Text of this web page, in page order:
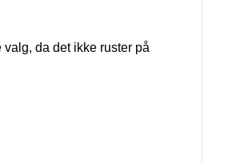
da det ikke ruster på